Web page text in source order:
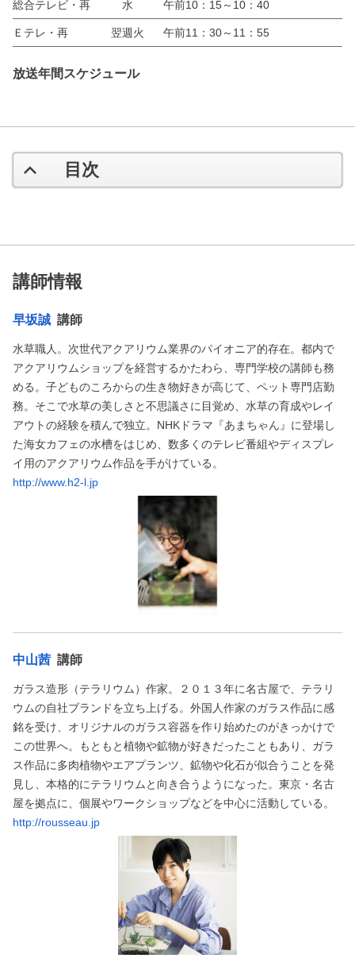
総合テレビ・再 水 午前10：15～10：40
Ｅテレ・再 翌週火 午前11：30～11：55
放送年間スケジュール
目次
講師情報
早坂誠 講師
水草職人。次世代アクアリウム業界のパイオニア的存在。都内で
アクアリウムショップを経営するかたわら、専門学校の講師も務
める。子どものころからの生き物好きが高じて、ペット専門店勤
務。そこで水草の美しさと不思議さに目覚め、水草の育成やレイ
アウトの経験を積んで独立。NHKドラマ『あまちゃん』に登場し
た海女カフェの水槽をはじめ、数多くのテレビ番組やディスプレ
イ用のアクアリウム作品を手がけている。
http://www.h2-l.jp
中山茜 講師
ガラス造形（テラリウム）作家。２０１３年に名古屋で、テラリ
ウムの自社ブランドを立ち上げる。外国人作家のガラス作品に感
銘を受け、オリジナルのガラス容器を作り始めたのがきっかけで
この世界へ。もともと植物や鉱物が好きだったこともあり、ガラ
ス作品に多肉植物やエアプランツ、鉱物や化石が似合うことを発
見し、本格的にテラリウムと向き合うようになった。東京・名古
屋を拠点に、個展やワークショップなどを中心に活動している。
http://rousseau.jp